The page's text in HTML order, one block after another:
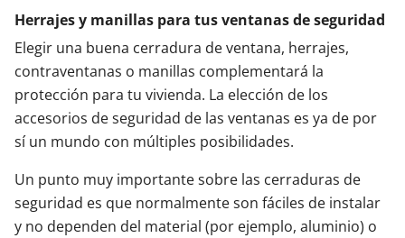
Herrajes y manillas para tus ventanas de seguridad
Elegir una buena cerradura de ventana, herrajes,
contraventanas o manillas complementará la
protección para tu vivienda. La elección de los
accesorios de seguridad de las ventanas es ya de por
sí un mundo con múltiples posibilidades.
Un punto muy importante sobre las cerraduras de
seguridad es que normalmente son fáciles de instalar
y no dependen del material (por ejemplo, aluminio) o